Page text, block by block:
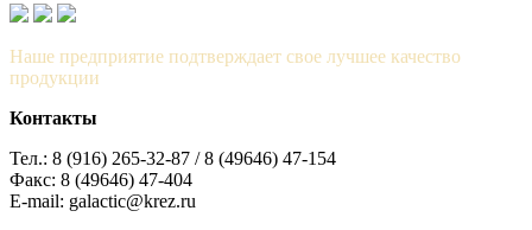
Наше предприятие подтверждает свое лучшее качество
продукции
Контакты
Тел.: 8 (916) 265-32-87 / 8 (49646) 47-154
Факс: 8 (49646) 47-404
E-mail: galactic@krez.ru